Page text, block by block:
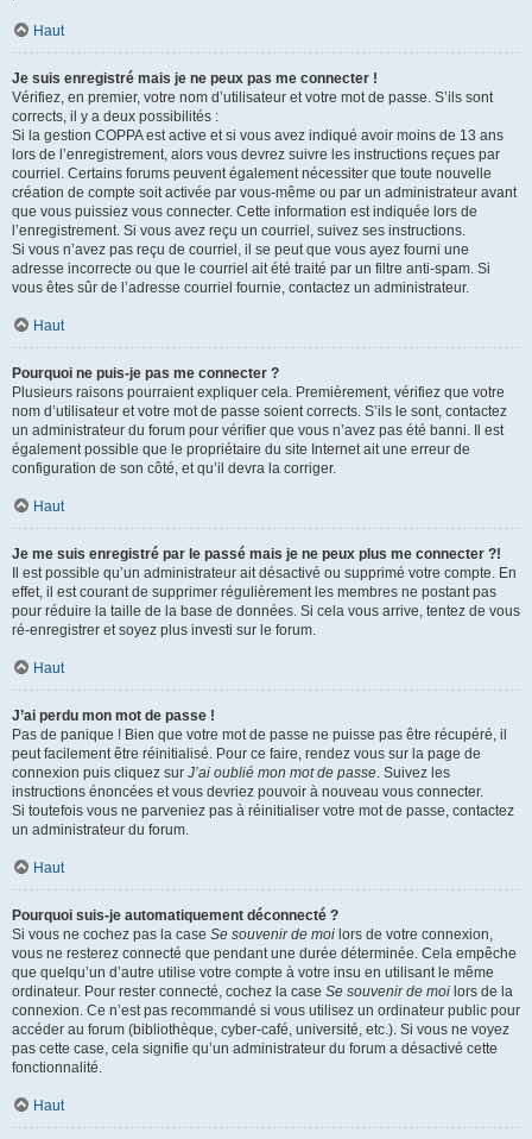
Haut
Je suis enregistré mais je ne peux pas me connecter !
Vérifiez, en premier, votre nom d’utilisateur et votre mot de passe. S’ils sont
corrects, il y a deux possibilités :
Si la gestion COPPA est active et si vous avez indiqué avoir moins de 13 ans
lors de l’enregistrement, alors vous devrez suivre les instructions reçues par
courriel. Certains forums peuvent également nécessiter que toute nouvelle
création de compte soit activée par vous-même ou par un administrateur avant
que vous puissiez vous connecter. Cette information est indiquée lors de
l’enregistrement. Si vous avez reçu un courriel, suivez ses instructions.
Si vous n’avez pas reçu de courriel, il se peut que vous ayez fourni une
adresse incorrecte ou que le courriel ait été traité par un filtre anti-spam. Si
vous êtes sûr de l’adresse courriel fournie, contactez un administrateur.
Haut
Pourquoi ne puis-je pas me connecter ?
Plusieurs raisons pourraient expliquer cela. Premièrement, vérifiez que votre
nom d’utilisateur et votre mot de passe soient corrects. S’ils le sont, contactez
un administrateur du forum pour vérifier que vous n’avez pas été banni. Il est
également possible que le propriétaire du site Internet ait une erreur de
configuration de son côté, et qu’il devra la corriger.
Haut
Je me suis enregistré par le passé mais je ne peux plus me connecter ?!
Il est possible qu’un administrateur ait désactivé ou supprimé votre compte. En
effet, il est courant de supprimer régulièrement les membres ne postant pas
pour réduire la taille de la base de données. Si cela vous arrive, tentez de vous
ré-enregistrer et soyez plus investi sur le forum.
Haut
J’ai perdu mon mot de passe !
Pas de panique ! Bien que votre mot de passe ne puisse pas être récupéré, il
peut facilement être réinitialisé. Pour ce faire, rendez vous sur la page de
connexion puis cliquez sur J’ai oublié mon mot de passe. Suivez les
instructions énoncées et vous devriez pouvoir à nouveau vous connecter.
Si toutefois vous ne parveniez pas à réinitialiser votre mot de passe, contactez
un administrateur du forum.
Haut
Pourquoi suis-je automatiquement déconnecté ?
Si vous ne cochez pas la case Se souvenir de moi lors de votre connexion,
vous ne resterez connecté que pendant une durée déterminée. Cela empêche
que quelqu’un d’autre utilise votre compte à votre insu en utilisant le même
ordinateur. Pour rester connecté, cochez la case Se souvenir de moi lors de la
connexion. Ce n’est pas recommandé si vous utilisez un ordinateur public pour
accéder au forum (bibliothèque, cyber-café, université, etc.). Si vous ne voyez
pas cette case, cela signifie qu’un administrateur du forum a désactivé cette
fonctionnalité.
Haut